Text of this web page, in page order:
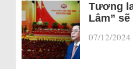
Tương
Lâm”
07/12/2024